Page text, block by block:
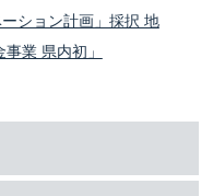
岡タウンキャンパス
ション計画」採択 地
業 県内初」